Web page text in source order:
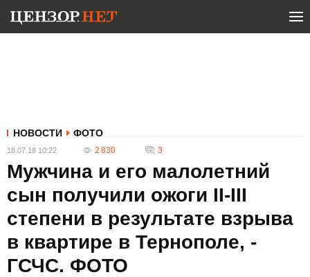
НОВОСТИ ФОТО
18.07.18 10:22 2 830 3
Мужчина и его малолетний
сын получили ожоги II-III
степени в результате взрыва
в квартире в Тернополе, -
ГСЧС. ФОТО